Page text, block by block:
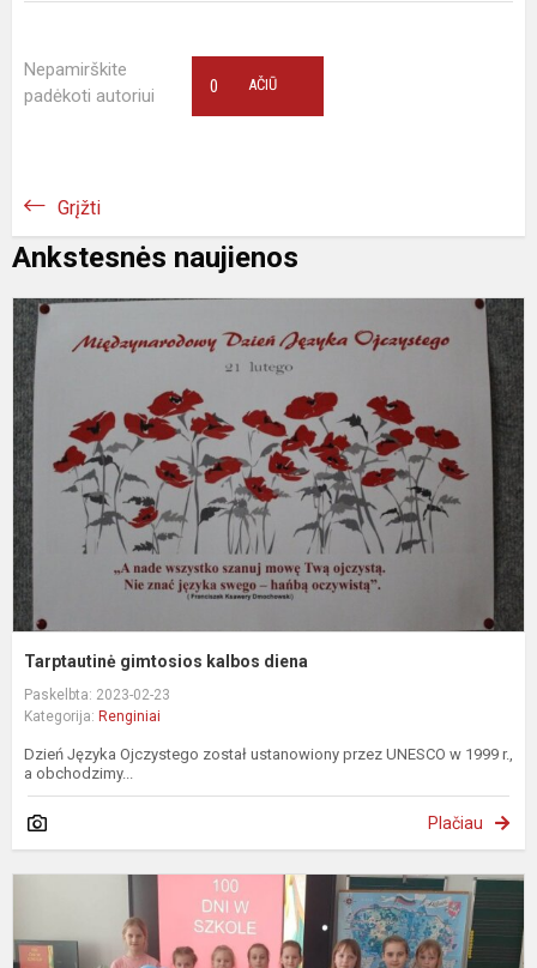
Nepamirškite
padėkoti autoriui
AČIŪ
0
Grįžti
Ankstesnės naujienos
Tarptautinė gimtosios kalbos diena
Paskelbta: 2023-02-23
Kategorija: Renginiai
Dzień Języka Ojczystego został ustanowiony przez UNESCO w 1999 r.,
a obchodzimy...
Plačiau